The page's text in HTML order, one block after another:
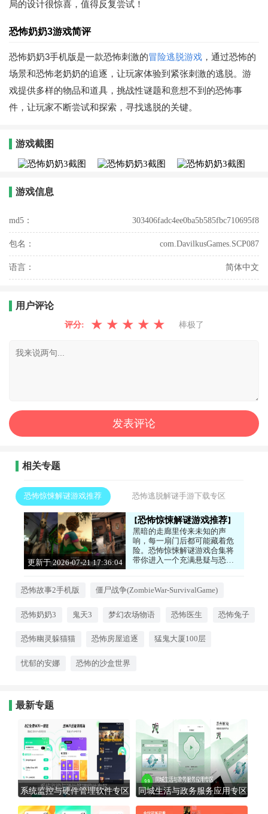
局的设计很惊喜，值得反复尝试！
恐怖奶奶3游戏简评
恐怖奶奶3手机版是一款恐怖刺激的冒险逃脱游戏 ，通过恐怖的
场景和恐怖老奶奶的追逐，让玩家体验到紧张刺激的逃脱。游
戏提供多样的物品和道具，挑战性谜题和意想不到的恐怖事
件，让玩家不断尝试和探索，寻找逃脱的关键。
游戏截图
游戏信息
md5： 303406fadc4ee0ba5b585fbc710695f8
包名： com.DavilkusGames.SCP087
语言： 简体中文
用户评论
评分: ★ ★ ★ ★ ★ 棒极了
相关专题
恐怖惊悚解谜游戏推荐 恐怖逃脱解谜手游下载专区
更新于 2026-07-21 17:36:04
恐怖惊悚解谜游戏推荐
黑暗的走廊里传来未知的声
响，每一扇门后都可能藏着危
险。恐怖惊悚解谜游戏合集将
带你进入一个充满悬疑与恐惧
的世界。你需要在压抑的氛围
谜题，才能找到生路。游戏擅
这种在恐惧中求生的刺激体
能错过的盛宴。
恐怖故事2手机版 僵尸战争(ZombieWar-SurvivalGame)
恐怖奶奶3 鬼天3 梦幻农场物语 恐怖医生 恐怖兔子
恐怖幽灵躲猫猫 恐怖房屋追逐 猛鬼大厦100层
忧郁的安娜 恐怖的沙盒世界
最新专题
系统监控与硬件管理软件专区 同城生活与政务服务应用专区